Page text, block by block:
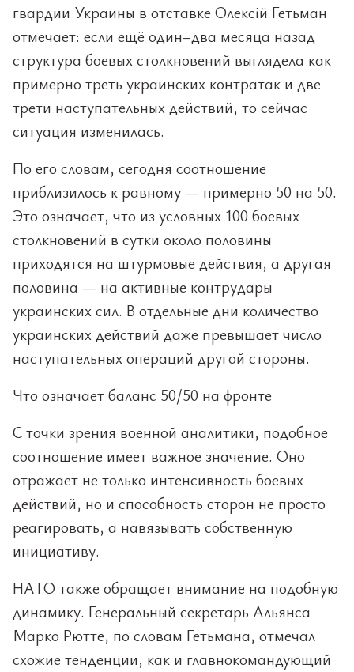
гвардии Украины в отставке Олексій Гетьман
отмечает: если ещё один–два месяца назад
структура боевых столкновений выглядела как
примерно треть украинских контратак и две
трети наступательных действий, то сейчас
ситуация изменилась.
По его словам, сегодня соотношение
приблизилось к равному — примерно 50 на 50.
Это означает, что из условных 100 боевых
столкновений в сутки около половины
приходятся на штурмовые действия, а другая
половина — на активные контрудары
украинских сил. В отдельные дни количество
украинских действий даже превышает число
наступательных операций другой стороны.
Что означает баланс 50/50 на фронте
С точки зрения военной аналитики, подобное
соотношение имеет важное значение. Оно
отражает не только интенсивность боевых
действий, но и способность сторон не просто
реагировать, а навязывать собственную
инициативу.
НАТО также обращает внимание на подобную
динамику. Генеральный секретарь Альянса
Марко Рютте, по словам Гетьмана, отмечал
схожие тенденции, как и главнокомандующий